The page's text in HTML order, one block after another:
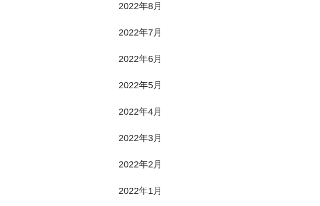
2022年8月
2022年7月
2022年6月
2022年5月
2022年4月
2022年3月
2022年2月
2022年1月